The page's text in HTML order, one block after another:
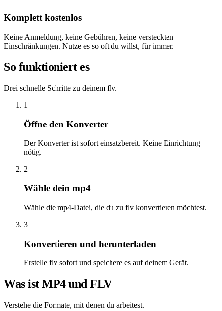
Komplett kostenlos
Keine Anmeldung, keine Gebühren, keine versteckten
Einschränkungen. Nutze es so oft du willst, für immer.
So funktioniert es
Drei schnelle Schritte zu deinem flv.
1
Öffne den Konverter
Der Konverter ist sofort einsatzbereit. Keine Einrichtung
nötig.
2
Wähle dein mp4
Wähle die mp4-Datei, die du zu flv konvertieren möchtest.
3
Konvertieren und herunterladen
Erstelle flv sofort und speichere es auf deinem Gerät.
Was ist MP4 und FLV
Verstehe die Formate, mit denen du arbeitest.